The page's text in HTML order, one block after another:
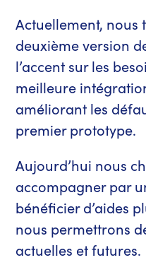
Actuellement,
deuxième version
l’accent sur les
meilleure
améliorant les
premier prototype.
Aujourd’hui nous
accompagner par
bénéficier d’aides
nous permettrons
actuelles et futures.